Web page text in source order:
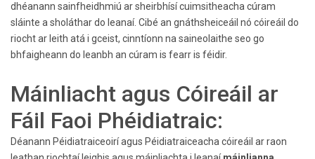
dhéanann sainfheidhmiú ar sheirbhísí cuimsitheacha cúram
sláinte a sholáthar do leanaí. Cibé an gnáthsheiceáil nó cóireáil do
riocht ar leith atá i gceist, cinntíonn na saineolaithe seo go
bhfaigheann do leanbh an cúram is fearr is féidir.
Máinliacht agus Cóireáil ar
Fáil Faoi Phéidiatraic:
Déanann Péidiatraiceoirí agus Péidiatraiceacha cóireáil ar raon